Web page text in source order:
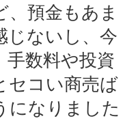
、預金もあま
じないし、今
手数料や投資
セコい商売ば
になりました